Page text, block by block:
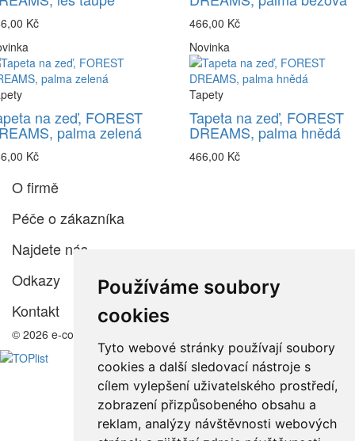
Používáme soubory
cookies
Tyto webové stránky používají soubory
cookies a další sledovací nástroje s
cílem vylepšení uživatelského prostředí,
zobrazení přizpůsobeného obsahu a
reklam, analýzy návštěvnosti webových
Kč
466,00 Kč
na zeď, FOREST
palma zelená
Kč
Novinka
Tapety
Tapeta na zeď, FOREST
DREAMS, palma hnědá
466,00 Kč
O firmě
Péče o zákazníka
Najdete nás
Odkazy
Kontakt
© 2026 e-color.cz